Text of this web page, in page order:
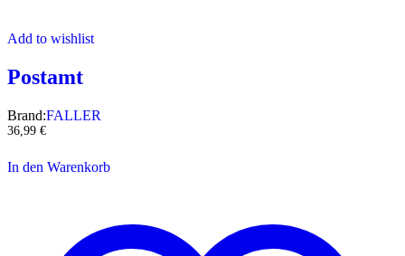
Add to wishlist
Postamt
Brand:FALLER
36,99 €
In den Warenkorb